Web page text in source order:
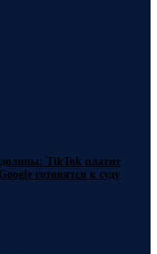
TikTok платит
готовятся к суду